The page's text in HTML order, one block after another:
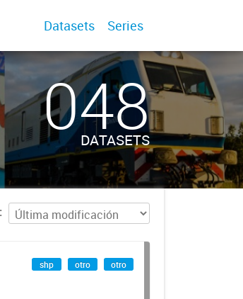
Datasets Series
048
DATASETS
shp otro otro